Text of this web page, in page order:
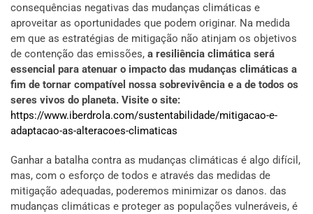
consequências negativas das mudanças climáticas e
aproveitar as oportunidades que podem originar. Na medida
em que as estratégias de mitigação não atinjam os objetivos
de contenção das emissões, a resiliência climática será
essencial para atenuar o impacto das mudanças climáticas a
fim de tornar compatível nossa sobrevivência e a de todos os
seres vivos do planeta. Visite o site:
https://www.iberdrola.com/sustentabilidade/mitigacao-e-
adaptacao-as-alteracoes-climaticas
Ganhar a batalha contra as mudanças climáticas é algo difícil,
mas, com o esforço de todos e através das medidas de
mitigação adequadas, poderemos minimizar os danos. das
mudanças climáticas e proteger as populações vulneráveis, é